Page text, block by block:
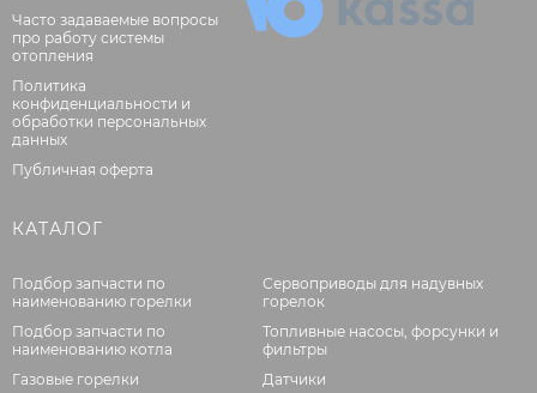
Часто задаваемые вопросы
про работу системы
отопления
Политика
конфиденциальности и
обработки персональных
данных
Публичная оферта
КАТАЛОГ
Подбор запчасти по
наименованию горелки
Подбор запчасти по
наименованию котла
Газовые горелки
Сервоприводы для надувных
горелок
Топливные насосы, форсунки и
фильтры
Датчики